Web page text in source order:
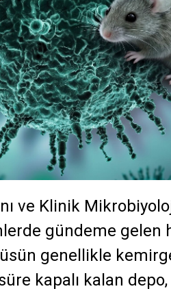
ve Klinik
gündeme gelen
genellikle
kapalı kalan